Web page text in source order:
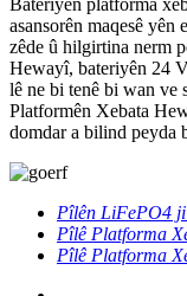
asansorên maqesê
zêde û hilgirtina nerm
Hewayî, bateriyên 24
lê ne bi tenê bi wan
Platformên Xebata
domdar a bilind peyda
Pîlên LiFePO4
Pîlê Platforma
Pîlê Platforma